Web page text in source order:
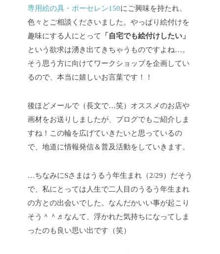
専用絵の具・ポーセレン150にご興味を持たれ、
色々とご相談くださいました。やっぱり絵付けを
趣味にする人にとって
「自宅でも絵付けしたい」
という欲求は湧き出てきちゃうものですよね…。
そう思う方に向けてワークショップを企画してい
るので、本当に嬉しいお言葉です！！
後ほどメールで（長文で…笑）オススメのお店や
画材をお送りしましたが、ブログでもご紹介しま
すね！この輪を広げていきたいと思っているの
で、地道に情報発信＆普及活動をしていきます。
…ちなみにSさまはうるう年生まれ（2/29）だそう
で、私にとっては人生で二人目のうるう年生まれ
の方との出会いでした。なんだかいい事が起こり
そう＾＾♬なんて、浮かれた気持ちになってしま
ったのも良い思い出です（笑）